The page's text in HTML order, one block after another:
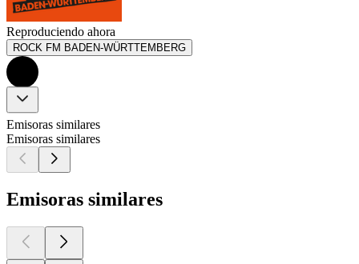
Reproduciendo ahora
ROCK FM BADEN-WÜRTTEMBERG
Emisoras similares
Emisoras similares
Emisoras similares